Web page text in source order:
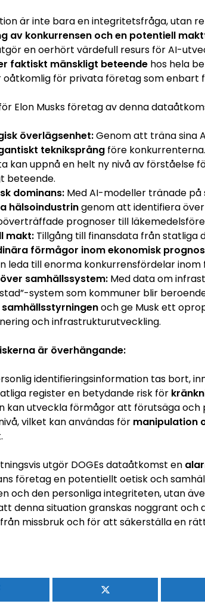
är inte bara en integritetsfråga, utan
av konkurrensen och en potentiell
en oerhört värdefull resurs för AI-
faktiskt mänskligt beteende hos hela
oåtkomlig för privata företag som enbart
Elon Musks företag av denna
överlägsenhet:Genom att träna sina
tekniksprång före
kan uppnå en helt ny nivå av förståelse
beteende.
dominans: Med AI-modeller tränade
hälsoindustringenom att identifiera
prognoser till
makt: Tillgång till finansdata från statliga
förmågor inom ekonomisk
leda till enorma konkurrensfördelar inom
samhällssystem: Med data om
system som kommuner blir
och ge Musk ett
och infrastrukturutveckling.
är överhängande:
identifieringsinformation tas bort,
register en betydande risk för
kan utveckla förmågor att förutsäga och
vilket kan användas för manipulation
utgör DOGEs dataåtkomst en
företag en potentiellt oetisk och
och den personliga integriteten, utan
denna situation granskas noggrant
missbruk och för att säkerställa en